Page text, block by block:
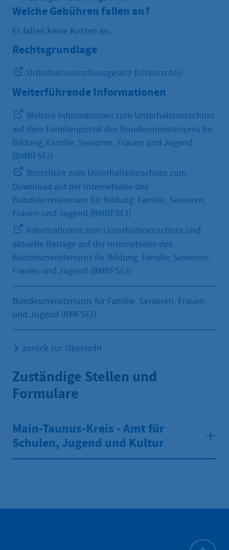
Welche Gebühren fallen an?
Es fallen keine Kosten an.
Rechtsgrundlage
Unterhaltsvorschussgesetz (UhVorschG)
Weiterführende Informationen
Weitere Informationen zum Unterhaltsvorschuss
auf dem Familienportal des Bundesministeriums für
Bildung, Familie, Senioren, Frauen und Jugend
(BMBFSFJ)
Broschüre zum Unterhaltsvorschuss zum
Download auf der Internetseite des
Bundesministerium für Bildung, Familie, Senioren,
Frauen und Jugend (BMBFSFJ)
Informationen zum Unterhaltsvorschuss und
aktuelle Beträge auf der Internetseite des
Bundesministeriums für Bildung, Familie, Senioren,
Frauen und Jugend (BMBFSFJ)
Bundesministeriums für Familie, Senioren, Frauen
und Jugend (BMFSFJ)
zurück zur Übersicht
Zuständige Stellen und
Formulare
Main-Taunus-Kreis - Amt für
Schulen, Jugend und Kultur